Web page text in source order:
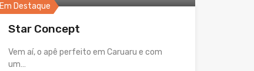
Em Destaque
Star Concept
Vem aí, o apê perfeito em Caruaru e com
um…